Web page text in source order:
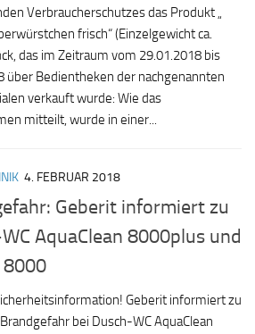
Verbraucherschutzes das Produkt „
frisch“ (Einzelgewicht ca.
das im Zeitraum vom 29.01.2018 bis
über Bedientheken der nachgenannten
verkauft wurde: Wie das
mitteilt, wurde in einer...
4. FEBRUAR 2018
Geberit informiert zu
AquaClean 8000plus und
8000
Geberit informiert zu
bei Dusch-WC AquaClean